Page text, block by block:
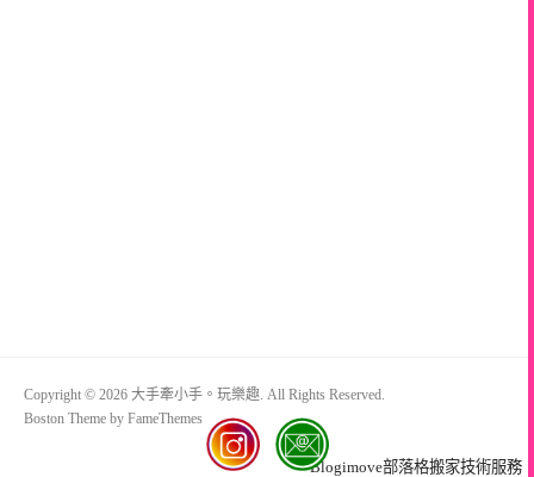
Copyright © 2026 大手牽小手。玩樂趣. All Rights Reserved.
Boston Theme by FameThemes
Blogimove部落格搬家技術服務